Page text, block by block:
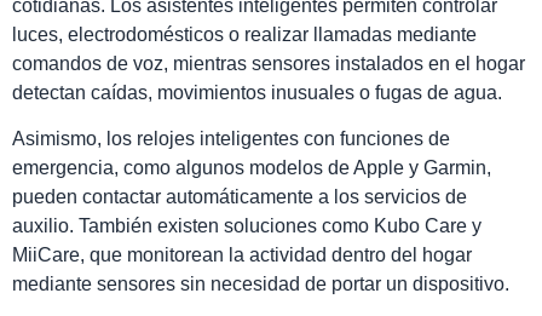
cotidianas. Los asistentes inteligentes permiten controlar
luces, electrodomésticos o realizar llamadas mediante
comandos de voz, mientras sensores instalados en el hogar
detectan caídas, movimientos inusuales o fugas de agua.
Asimismo, los relojes inteligentes con funciones de
emergencia, como algunos modelos de Apple y Garmin,
pueden contactar automáticamente a los servicios de
auxilio. También existen soluciones como Kubo Care y
MiiCare, que monitorean la actividad dentro del hogar
mediante sensores sin necesidad de portar un dispositivo.